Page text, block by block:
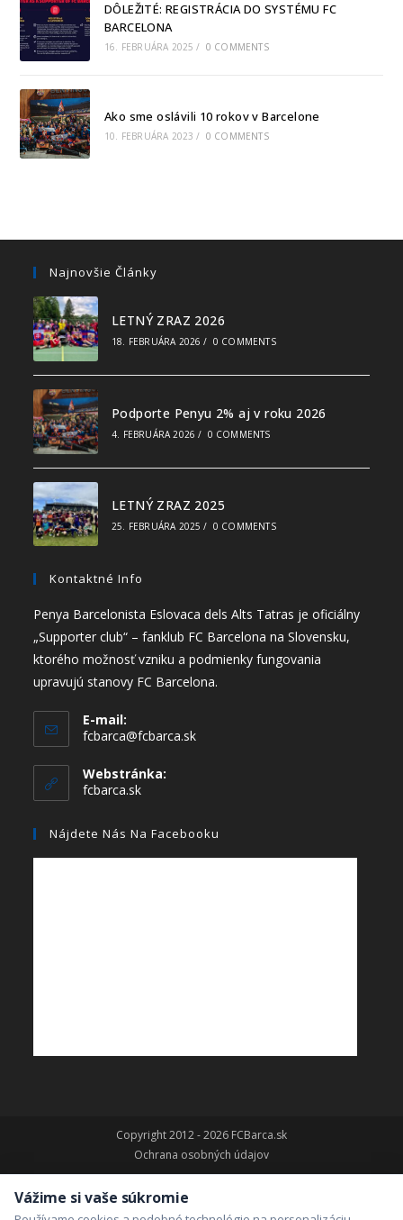
DÔLEŽITÉ: REGISTRÁCIA DO SYSTÉMU FC
BARCELONA
16. FEBRUÁRA 2025 / 0 COMMENTS
Ako sme oslávili 10 rokov v Barcelone
10. FEBRUÁRA 2023 / 0 COMMENTS
Najnovšie Články
LETNÝ ZRAZ 2026
18. FEBRUÁRA 2026 / 0 COMMENTS
Podporte Penyu 2% aj v roku 2026
4. FEBRUÁRA 2026 / 0 COMMENTS
LETNÝ ZRAZ 2025
25. FEBRUÁRA 2025 / 0 COMMENTS
Kontaktné Info
Penya Barcelonista Eslovaca dels Alts Tatras je oficiálny
„Supporter club“ – fanklub FC Barcelona na Slovensku,
ktorého možnosť vzniku a podmienky fungovania
upravujú stanovy FC Barcelona.
E-mail:
fcbarca@fcbarca.sk
Webstránka:
fcbarca.sk
Nájdete Nás Na Facebooku
Copyright 2012 - 2026 FCBarca.sk
Ochrana osobných údajov
Vážime si vaše súkromie